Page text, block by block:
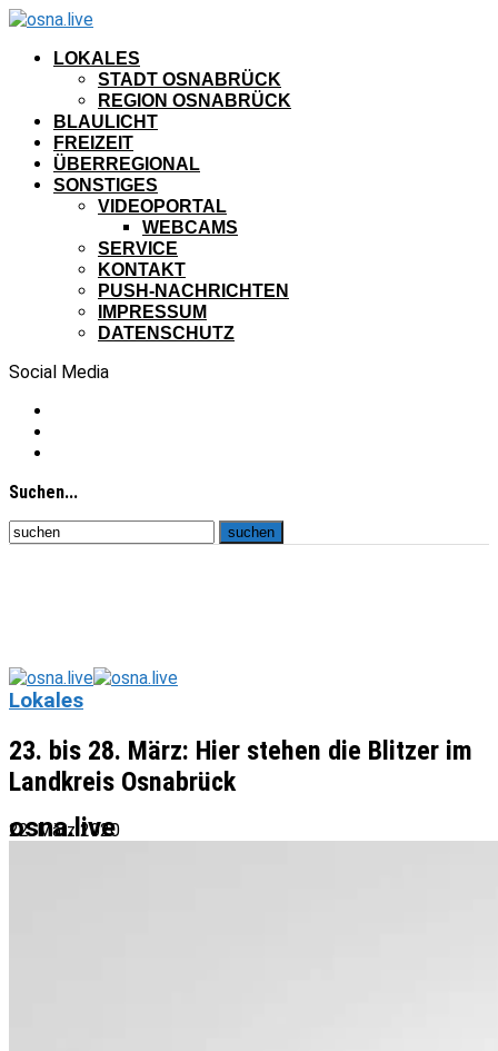
LOKALES
STADT OSNABRÜCK
REGION OSNABRÜCK
BLAULICHT
FREIZEIT
ÜBERREGIONAL
SONSTIGES
VIDEOPORTAL
WEBCAMS
SERVICE
KONTAKT
PUSH-NACHRICHTEN
IMPRESSUM
DATENSCHUTZ
Social Media
Suchen...
osna.live
Lokales
23. bis 28. März: Hier stehen die Blitzer im
Landkreis Osnabrück
22. März 2020